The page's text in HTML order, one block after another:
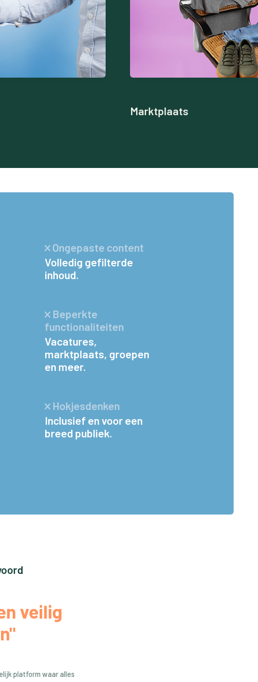
Marktplaats
Ongepaste content
Volledig gefilterde
inhoud.
Beperkte
functionaliteiten
Vacatures,
marktplaats, groepen
en meer.
Hokjesdenken
Inclusief en voor een
breed publiek.
veilig
platform waar alles